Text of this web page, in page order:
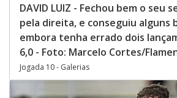
DAVID LUIZ - Fechou bem o seu
pela direita, e conseguiu alguns
embora tenha errado dois
6,0 - Foto: Marcelo Cortes/
Jogada 10 - Galerias